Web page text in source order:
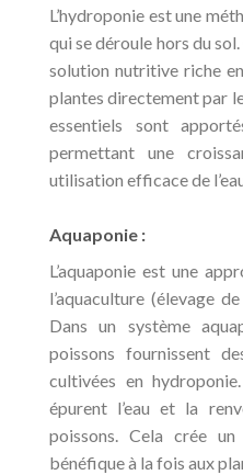
L’hydroponie est une
qui se déroule hors du
solution nutritive riche
plantes directement par
essentiels sont
permettant une
utilisation efficace de
Aquaponie :
L’aquaponie est une
l’aquaculture (élevage
Dans un système
poissons fournissent
cultivées en
épurent l’eau et la
poissons. Cela crée
bénéfique à la fois aux